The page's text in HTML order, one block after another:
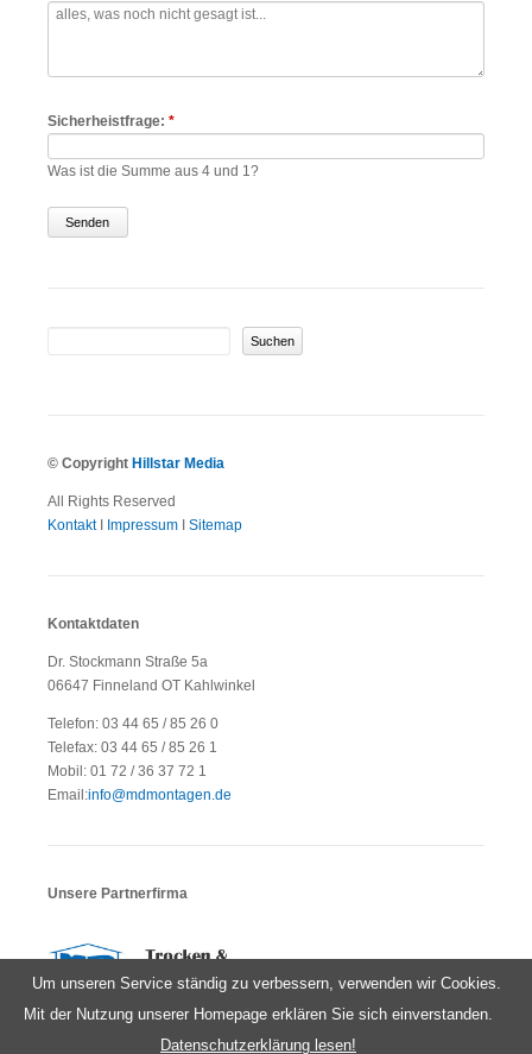
Pflichtfeld
Sicherheistfrage: *
Was ist die Summe aus 4 und 1?
© Copyright Hillstar Media
All Rights Reserved
KontaktI Impressum Sitemap
Kontaktdaten
Dr. Stockmann Straße 5a
06647 Finneland OT Kahlwinkel
Telefon: 03 44 65 / 85 26 0
Telefax: 03 44 65 / 85 26 1
Mobil: 01 72 / 36 37 72 1
Email:info@mdmontagen.de
Unsere Partnerfirma
Um unseren Service ständig zu verbessern, verwenden wir Cookies.
Mit der Nutzung unserer Homepage erklären Sie sich einverstanden.
Datenschutzerklärung lesen!